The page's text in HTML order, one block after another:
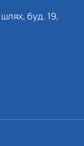
шлях, буд. 19,